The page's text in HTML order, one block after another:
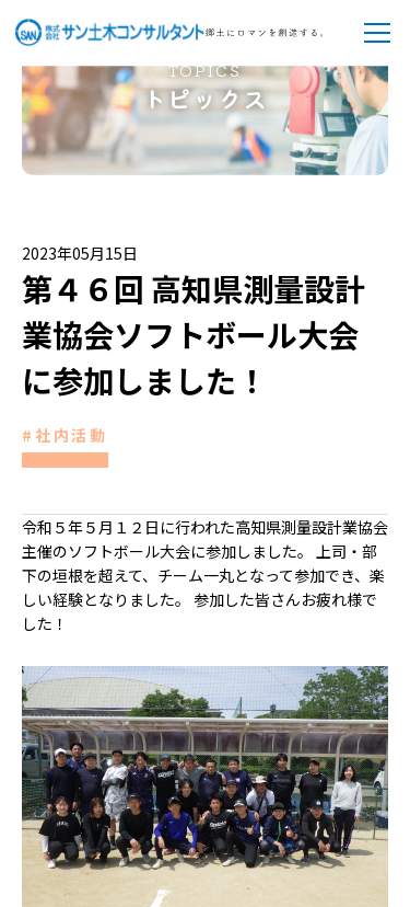
TOPICS
トピックス
2023年05月15日
第４６回 高知県測量設計
業協会ソフトボール大会
に参加しました！
#社内活動
令和５年５月１２日に行われた高知県測量設計業協会
主催のソフトボール大会に参加しました。 上司・部
下の垣根を超えて、チーム一丸となって参加でき、楽
しい経験となりました。 参加した皆さんお疲れ様で
した！